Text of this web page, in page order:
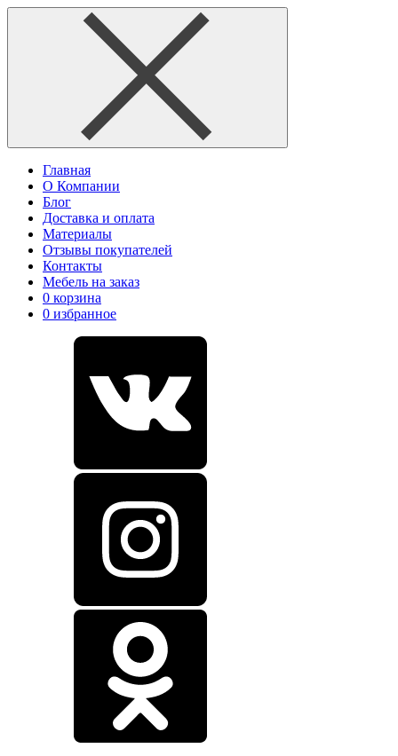
Главная
О Компании
Блог
Доставка и оплата
Материалы
Отзывы покупателей
Контакты
Мебель на заказ
0 корзина
0 избранное